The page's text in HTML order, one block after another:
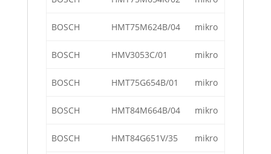
BOSCH HMT75M624B/04 mikro
BOSCH HMV3053C/01 mikro
BOSCH HMT75G654B/01 mikro
BOSCH HMT84M664B/04 mikro
BOSCH HMT84G651V/35 mikro